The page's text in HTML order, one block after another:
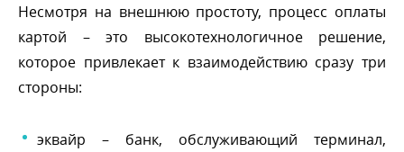
Несмотря на внешнюю простоту, процесс оплаты
картой – это высокотехнологичное решение,
которое привлекает к взаимодействию сразу три
стороны:
эквайр – банк, обслуживающий терминал,